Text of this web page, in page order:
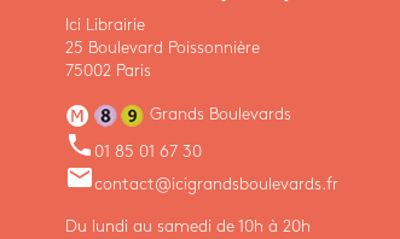
Ici Librairie
25 Boulevard Poissonnière
75002 Paris
Grands Boulevards
phone 01 85 01 67 30
emailcontact@icigrandsboulevards.fr
Du lundi au samedi de 10h à 20h